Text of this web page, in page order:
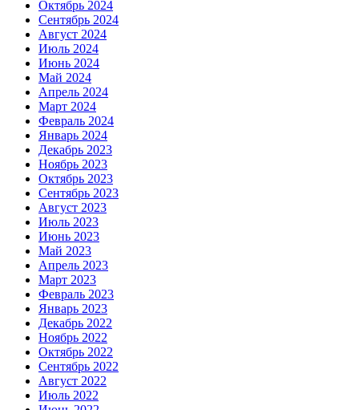
Октябрь 2024
Сентябрь 2024
Август 2024
Июль 2024
Июнь 2024
Май 2024
Апрель 2024
Март 2024
Февраль 2024
Январь 2024
Декабрь 2023
Ноябрь 2023
Октябрь 2023
Сентябрь 2023
Август 2023
Июль 2023
Июнь 2023
Май 2023
Апрель 2023
Март 2023
Февраль 2023
Январь 2023
Декабрь 2022
Ноябрь 2022
Октябрь 2022
Сентябрь 2022
Август 2022
Июль 2022